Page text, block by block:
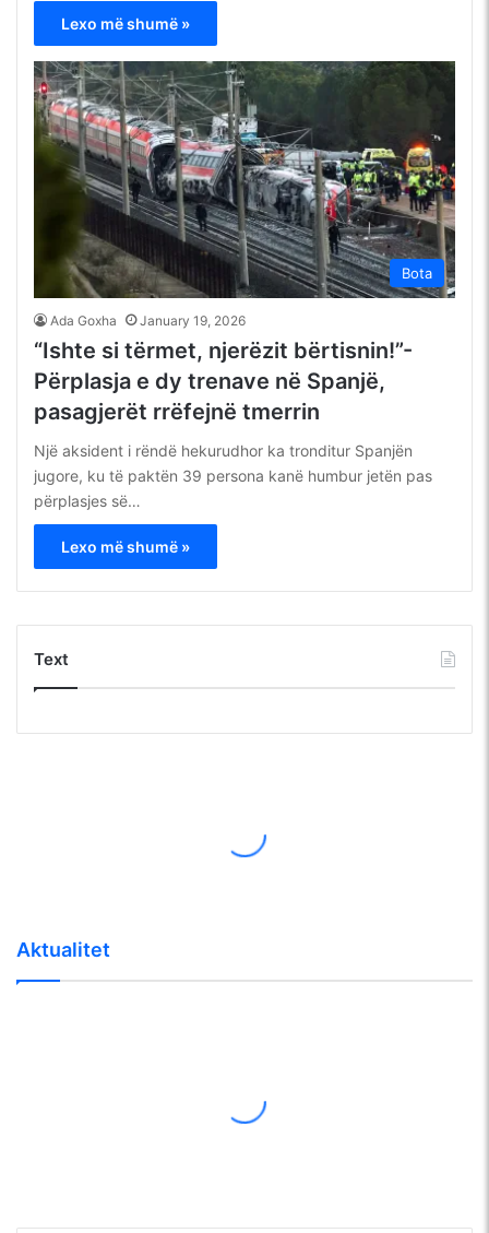
Lexo më shumë »
Bota
Ada Goxha January 19, 2026
“Ishte si tërmet, njerëzit bërtisnin!”-
Përplasja e dy trenave në Spanjë,
pasagjerët rrëfejnë tmerrin
Një aksident i rëndë hekurudhor ka tronditur Spanjën
jugore, ku të paktën 39 persona kanë humbur jetën pas
përplasjes së…
Lexo më shumë »
Text
Aktualitet